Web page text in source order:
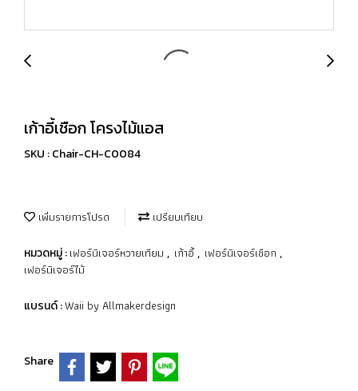
เก้าอี้เชือก โครงไม้แอส
SKU : Chair-CH-C0084
เพิ่มรายการโปรด เปรียบเทียบ
หมวดหมู่ :เฟอร์นิเจอร์หวายเทียม , เก้าอี้, เฟอร์นิเจอร์เชือก ,
เฟอร์นิเจอร์ไม้
แบรนด์ :Waii by Allmakerdesign
Share